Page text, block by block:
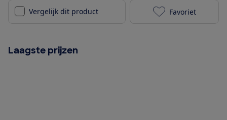
Vergelijk dit product Bosch
Favoriet
Laagste prijzen